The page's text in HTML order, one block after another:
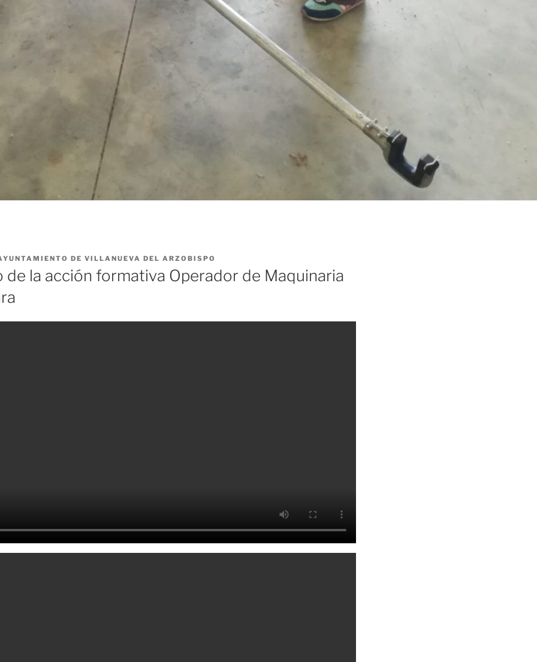
DE VILLANUEVA DEL ARZOBISPO
de la acción formativa Operador de Maquinaria